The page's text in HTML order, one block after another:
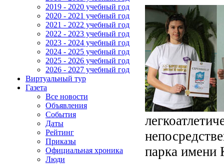
2019 - 2020 учебный год
2020 - 2021 учебный год
2021 - 2022 учебный год
2022 - 2023 учебный год
2023 - 2024 учебный год
2024 - 2025 учебный год
2025 - 2026 учебный год
2026 - 2027 учебный год
Виртуальный тур
Газета
Все новости
Объявления
События
Даты
Рейтинг
Приказы
Официальная хроника
Люди
парка имени